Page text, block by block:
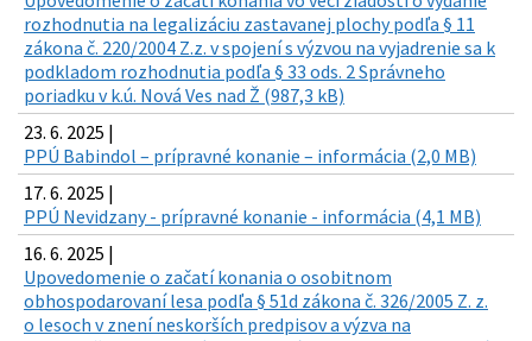
rozhodnutia na legalizáciu zastavanej plochy podľa § 11
zákona č. 220/2004 Z.z. v spojení s výzvou na vyjadrenie sa k
podkladom rozhodnutia podľa § 33 ods. 2 Správneho
poriadku v k.ú. Nová Ves nad Ž (987,3 kB)
23. 6. 2025 |
PPÚ Babindol – prípravné konanie – informácia (2,0 MB)
17. 6. 2025 |
PPÚ Nevidzany - prípravné konanie - informácia (4,1 MB)
16. 6. 2025 |
Upovedomenie o začatí konania o osobitnom
obhospodarovaní lesa podľa § 51d zákona č. 326/2005 Z. z.
o lesoch v znení neskorších predpisov a výzva na